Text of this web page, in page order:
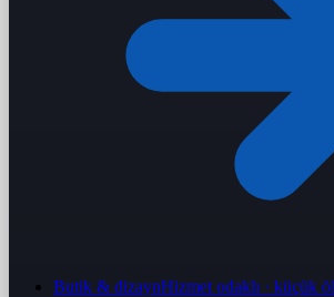
Butik & dizaynHizmet odaklı · küçük